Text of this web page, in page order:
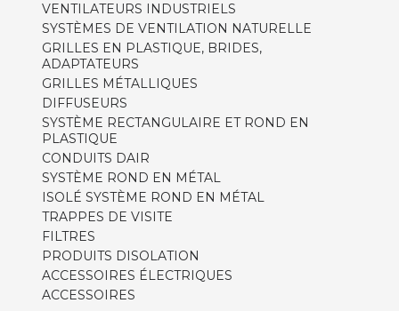
VENTILATEURS INDUSTRIELS
SYSTÈMES DE VENTILATION NATURELLE
GRILLES EN PLASTIQUE, BRIDES,
ADAPTATEURS
GRILLES MÉTALLIQUES
DIFFUSEURS
SYSTÈME RECTANGULAIRE ET ROND EN
PLASTIQUE
CONDUITS DAIR
SYSTÈME ROND EN MÉTAL
ISOLÉ SYSTÈME ROND EN MÉTAL
TRAPPES DE VISITE
FILTRES
PRODUITS DISOLATION
ACCESSOIRES ÉLECTRIQUES
ACCESSOIRES